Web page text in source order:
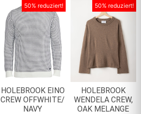
50% reduziert!
HOLEBROOK EINO
CREW OFFWHITE/
NAVY
50% reduziert!
HOLEBROOK
WENDELA CREW,
OAK MELANGE